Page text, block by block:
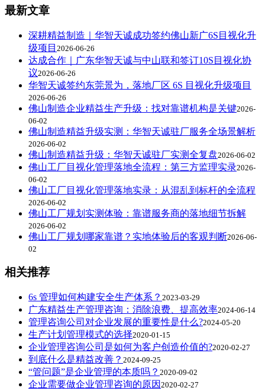
最新文章
深耕精益制造｜华智天诚成功签约佛山新广6S目视化升
级项目 2026-06-26
达成合作｜广东华智天诚与中山联和签订10S目视化协
议2026-06-26
华智天诚签约东莞景为，落地厂区 6S 目视化升级项目
2026-06-26
佛山制造企业精益生产升级：找对靠谱机构是关键2026-
06-02
佛山制造精益升级实测：华智天诚驻厂服务全场景解析
2026-06-02
佛山制造精益升级：华智天诚驻厂实测全复盘2026-06-02
佛山工厂目视化管理落地全流程：第三方监理实录2026-
06-02
佛山工厂目视化管理落地实录：从混乱到标杆的全流程
2026-06-02
佛山工厂规划实测体验：靠谱服务商的落地细节拆解
2026-06-02
佛山工厂规划哪家靠谱？实地体验后的客观判断2026-06-
02
相关推荐
6s 管理如何构建安全生产体系？ 2023-03-29
广东精益生产管理咨询：消除浪费、提高效率2024-06-14
管理咨询公司对企业发展的重要性是什么?2024-05-20
生产计划管理模式的选择2020-01-15
企业管理咨询公司是如何为客户创造价值的?2020-02-27
到底什么是精益改善？ 2024-09-25
“管问题”是企业管理的本质吗？ 2020-09-02
企业需要做企业管理咨询的原因 2020-02-27